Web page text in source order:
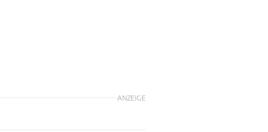
ANZEIGE